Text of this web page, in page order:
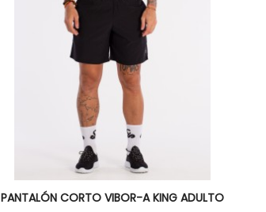
PANTALÓN CORTO VIBOR-A KING ADULTO
Vista rápida